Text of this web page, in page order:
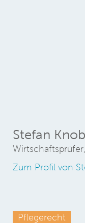
Stefan
Zum Profil von
Pflegerecht